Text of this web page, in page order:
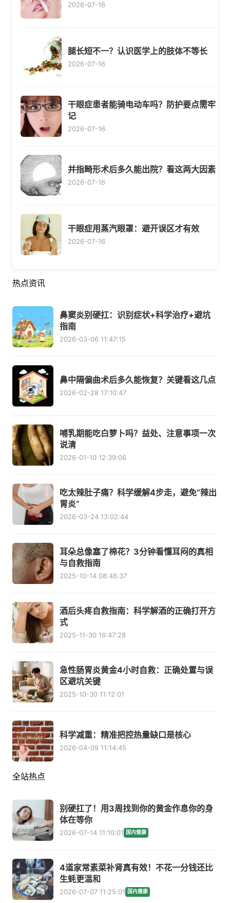
2026-07-16
腿长短不一？认识医学上的肢体不等长
2026-07-16
干眼症患者能骑电动车吗？防护要点需牢
记
2026-07-16
并指畸形术后多久能出院？看这两大因素
2026-07-16
干眼症用蒸汽眼罩：避开误区才有效
2026-07-16
热点资讯
鼻窦炎别硬扛：识别症状+科学治疗+避坑
指南
2026-03-06 11:47:15
鼻中隔偏曲术后多久能恢复？关键看这几点
2026-02-28 17:10:47
哺乳期能吃白萝卜吗？益处、注意事项一次
说清
2026-01-10 12:39:06
吃太辣肚子痛？科学缓解4步走，避免“辣出
胃炎”
2026-03-24 13:02:44
耳朵总像塞了棉花？3分钟看懂耳闷的真相
与自救指南
2025-10-14 08:46:37
酒后头疼自救指南：科学解酒的正确打开方
式
2025-11-30 16:47:28
急性肠胃炎黄金4小时自救：正确处置与误
区避坑关键
2025-10-30 11:12:01
科学减重：精准把控热量缺口是核心
2026-04-09 11:14:45
全站热点
别硬扛了！用3周找到你的黄金作息你的身
体在等你
2026-07-14 11:10:01 国内健康
4道家常素菜补肾真有效！不花一分钱还比
生蚝更温和
2026-07-07 11:25:01 国内健康